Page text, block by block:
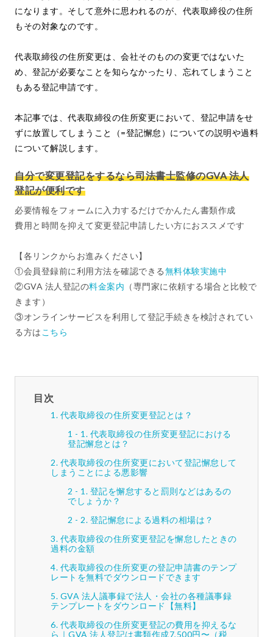
になります。そして意外に思われるのが、代表取締役の住所
もその対象なのです。
代表取締役の住所変更は、会社そのものの変更ではないた
め、登記が必要なことを知らなかったり、忘れてしまうこと
もある登記申請です。
本記事では、代表取締役の住所変更において、登記申請をせ
ずに放置してしまうこと（=登記懈怠）についての説明や過料
について解説します。
自分で変更登記をするなら司法書士監修のGVA 法人
登記が便利です
必要情報をフォームに入力するだけでかんたん書類作成
費用と時間を抑えて変更登記申請したい方におススメです
【各リンクからお進みください】
①会員登録前に利用方法を確認できる無料体験実施中
②GVA 法人登記の料金案内 （専門家に依頼する場合と比較で
きます）
③オンラインサービスを利用して登記手続きを検討されてい
る方は こちら
目次
代表取締役の住所変更登記とは？
代表取締役の住所変更登記における
登記懈怠とは？
代表取締役の住所変更において登記懈怠して
しまうことによる悪影響
登記を懈怠すると罰則などはあるの
でしょうか？
登記懈怠による過料の相場は？
代表取締役の住所変更登記を懈怠したときの
過料の金額
代表取締役の住所変更の登記申請書のテンプ
レートを無料でダウンロードできます
GVA 法人議事録で法人・会社の各種議事録
テンプレートをダウンロード【無料】
代表取締役の住所変更登記の費用を抑えるな
ら｜GVA 法人登記は書類作成7,500円〜（税